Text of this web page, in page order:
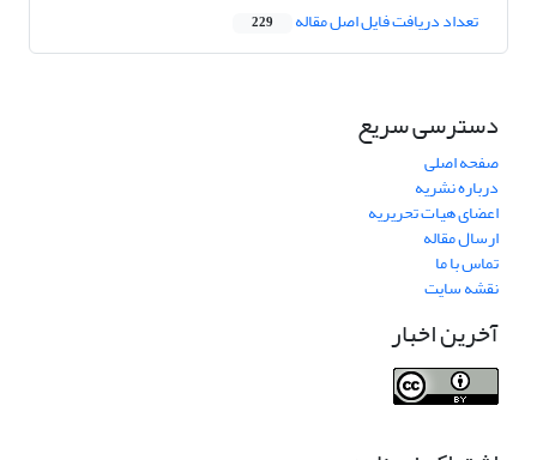
تعداد دریافت فایل اصل مقاله 229
دسترسی سریع
صفحه اصلی
درباره نشریه
اعضای هیات تحریریه
ارسال مقاله
تماس با ما
نقشه سایت
آخرین اخبار